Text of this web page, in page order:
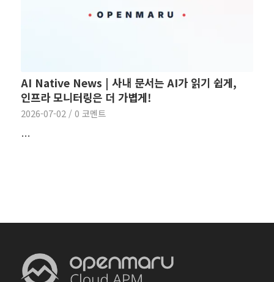
AI Native News | 사내 문서는 AI가 읽기 쉽게,
인프라 모니터링은 더 가볍게!
2026-07-02 / 0 코멘트
…